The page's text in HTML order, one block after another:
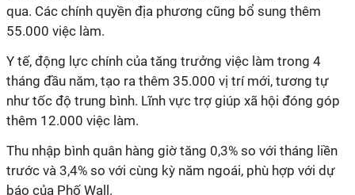
qua. Các chính quyền địa phương cũng bổ sung thêm
55.000 việc làm.
Y tế, động lực chính của tăng trưởng việc làm trong 4
tháng đầu năm, tạo ra thêm 35.000 vị trí mới, tương tự
như tốc độ trung bình. Lĩnh vực trợ giúp xã hội đóng góp
thêm 12.000 việc làm.
Thu nhập bình quân hàng giờ tăng 0,3% so với tháng liền
trước và 3,4% so với cùng kỳ năm ngoái, phù hợp với dự
báo của Phố Wall.